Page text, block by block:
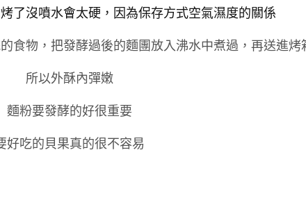
了沒噴水會太硬，因為保存方式空氣濕度的關係
食物，把發酵過後的麵團放入沸水中煮過，再送進烤
所以外酥內彈嫩
麵粉要發酵的好很重要
好吃的貝果真的很不容易